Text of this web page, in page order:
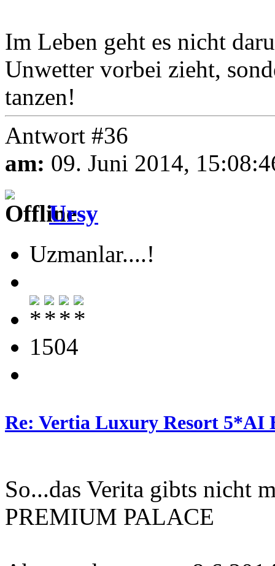
Im Leben geht es nicht
Unwetter vorbei zieht,
tanzen!
Antwort #36
am: 09. Juni 2014,
Ursy
Uzmanlar....!
1504
Re: Vertia Luxury Resort 5*AI
So...das Verita gibts nicht
PREMIUM PALACE